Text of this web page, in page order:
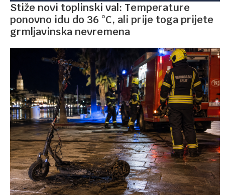
Stiže novi toplinski val: Temperature
ponovno idu do 36 °C, ali prije toga prijete
grmljavinska nevremena